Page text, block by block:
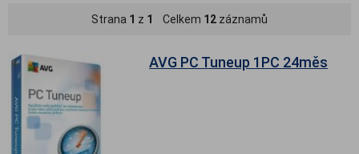
Strana 1 z 1 Celkem 12 záznamů
AVG PC Tuneup 1PC 24měs